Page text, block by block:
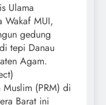
Ulama
Wakaf MUI,
gedung
tepi Danau
Agam.
(PRM) di
Barat ini